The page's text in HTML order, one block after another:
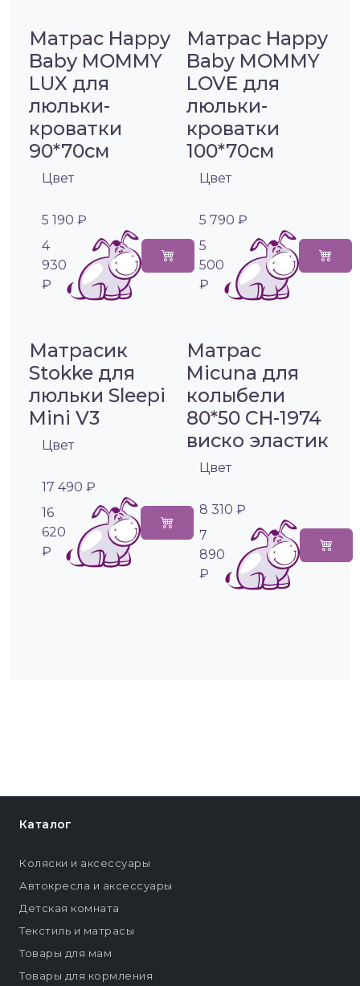
Матрас Happy
Baby MOMMY
LUX для
люльки-
кроватки
90*70см
Цвет
5 190 ₽
4
930
₽
Матрас Happy
Baby MOMMY
LOVE для
люльки-
кроватки
100*70см
Цвет
5 790 ₽
5
500
₽
Матрасик
Stokke для
люльки Sleepi
Mini V3
Цвет
17 490 ₽
16
620
₽
Матрас
Micuna для
колыбели
80*50 CH-1974
виско эластик
Цвет
8 310 ₽
7
890
₽
Каталог
Коляски и аксессуары
Автокресла и аксессуары
Детская комната
Текстиль и матрасы
Товары для мам
Товары для кормления